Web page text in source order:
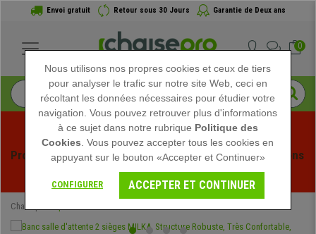
Envoi gratuit Retour sous 30 Jours Garantie de Deux ans
0
Profitez des soldes d'été chez Chaisepro ! Des réductions
exclusives pour une durée limitée - Voir l'offre
Chaisepro
Nous utilisons nos propres cookies et ceux de tiers
pour analyser le trafic sur notre site Web, ceci en
récoltant les données nécessaires pour étudier votre
navigation. Vous pouvez retrouver plus d'informations
à ce sujet dans notre rubrique Politique des
Cookies . Vous pouvez accepter tous les cookies en
appuyant sur le bouton «Accepter et Continuer»
CONFIGURER ACCEPTER ET CONTINUER